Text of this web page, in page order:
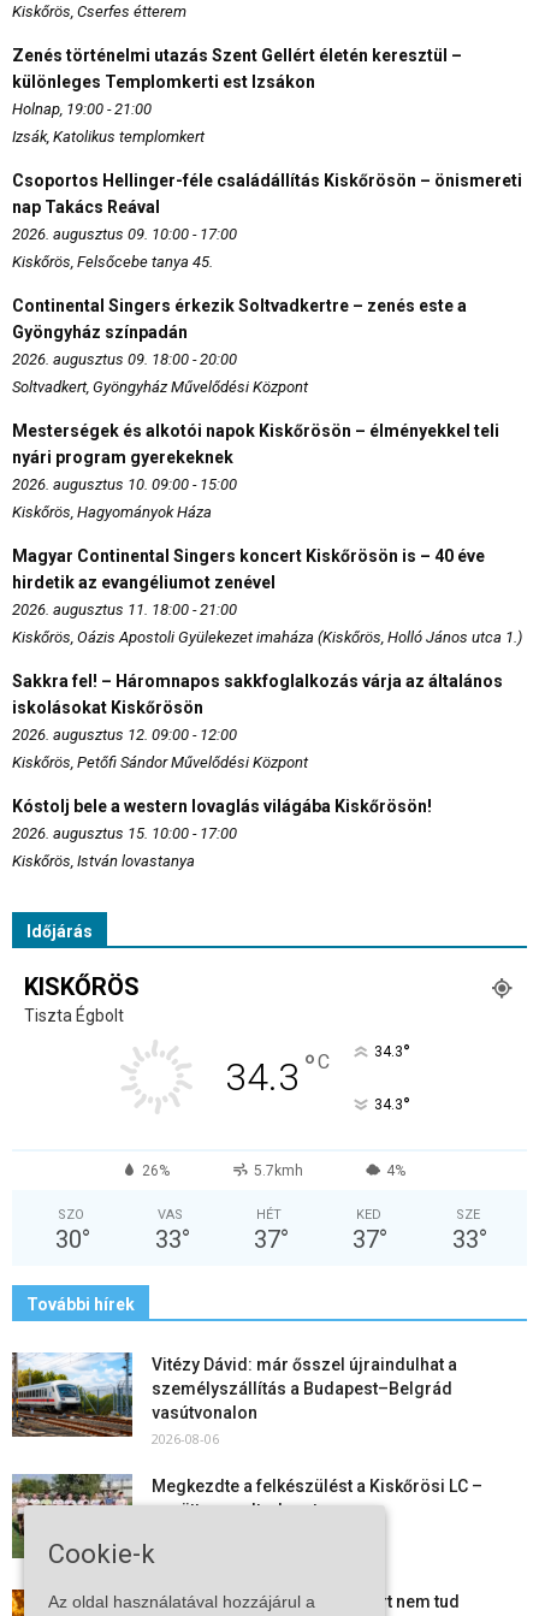
Kiskőrös, Cserfes étterem
Zenés történelmi utazás Szent Gellért életén keresztül –
különleges Templomkerti est Izsákon
Holnap, 19:00 - 21:00
Izsák, Katolikus templomkert
Csoportos Hellinger-féle családállítás Kiskőrösön – önismereti
nap Takács Reával
2026. augusztus 09. 10:00 - 17:00
Kiskőrös, Felsőcebe tanya 45.
Continental Singers érkezik Soltvadkertre – zenés este a
Gyöngyház színpadán
2026. augusztus 09. 18:00 - 20:00
Soltvadkert, Gyöngyház Művelődési Központ
Mesterségek és alkotói napok Kiskőrösön – élményekkel teli
nyári program gyerekeknek
2026. augusztus 10. 09:00 - 15:00
Kiskőrös, Hagyományok Háza
Magyar Continental Singers koncert Kiskőrösön is – 40 éve
hirdetik az evangéliumot zenével
2026. augusztus 11. 18:00 - 21:00
Kiskőrös, Oázis Apostoli Gyülekezet imaháza (Kiskőrös, Holló János utca 1.)
Sakkra fel! – Háromnapos sakkfoglalkozás várja az általános
iskolásokat Kiskőrösön
2026. augusztus 12. 09:00 - 12:00
Kiskőrös, Petőfi Sándor Művelődési Központ
Kóstolj bele a western lovaglás világába Kiskőrösön!
2026. augusztus 15. 10:00 - 17:00
Kiskőrös, István lovastanya
Időjárás
KISKŐRÖS
Tiszta Égbolt
34.3 °C 34.3°
34.3°
26% 5.7kmh 4%
SZO
30°
VAS
33°
HÉT
37°
KED
37°
SZE
33°
További hírek
Vitézy Dávid: már ősszel újraindulhat a
személyszállítás a Budapest–Belgrád
vasútvonalon
2026-08-06
Megkezdte a felkészülést a Kiskőrösi LC –
együtt maradt a keret,...
Mi történik Európa felett? Ezért nem tud
Cookie-k
Az oldal használatával hozzájárul a